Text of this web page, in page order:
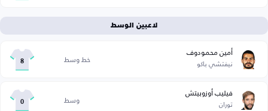
لاعبين الوسط
أمين محمودوف
نيفتشي باكو خط وسط 8
فيليب أوزوبيتش
توران وسط 0